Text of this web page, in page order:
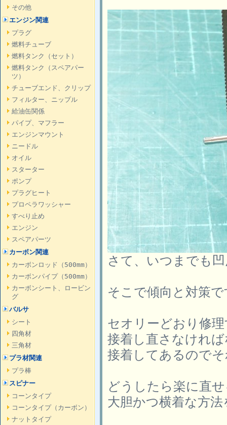
その他
エンジン関連
プラグ
燃料チューブ
燃料タンク（セット）
燃料タンク（スペアパー
ツ）
チューブエンド、クリップ
フィルター、ニップル
給油缶関係
パイプ、マフラー
エンジンマウント
ニードル
オイル
スターター
ポンプ
プラグヒート
プロペラワッシャー
すべり止め
エンジン
スペアパーツ
カーボン関連
カーボンロッド（500mm）
カーボンパイプ（500mm）
カーボンシート、ロービン
グ
バルサ
シート
四角材
三角材
プラ材関連
プラ棒
スピナー
コーンタイプ
コーンタイプ（カーボン）
ナットタイプ
さて、いつまでも
そこで傾向と対策
セオリーどおり修
接着し直さなけれ
接着してあるので
どうしたら楽に直
大胆かつ横着な方